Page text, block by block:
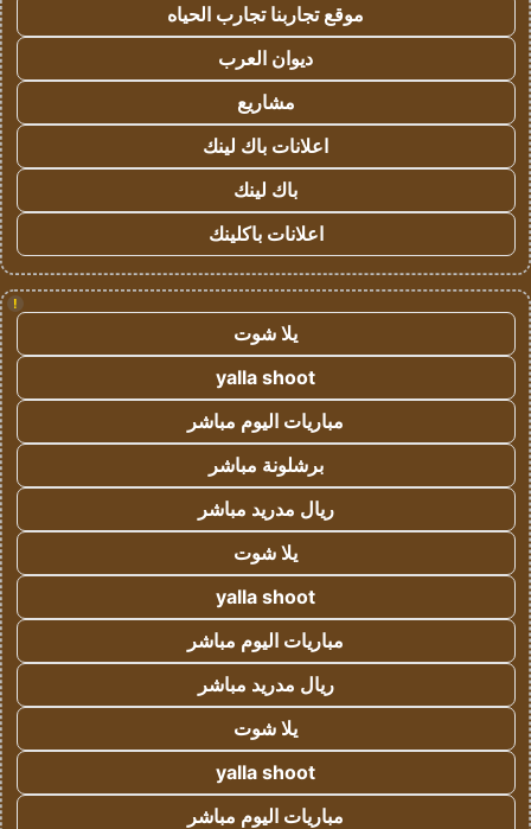
موقع تجاربنا تجارب الحياه
ديوان العرب
مشاريع
اعلانات باك لينك
باك لينك
اعلانات باكلينك
!
يلا شوت
yalla shoot
مباريات اليوم مباشر
برشلونة مباشر
ريال مدريد مباشر
يلا شوت
yalla shoot
مباريات اليوم مباشر
ريال مدريد مباشر
يلا شوت
yalla shoot
مباريات اليوم مباشر